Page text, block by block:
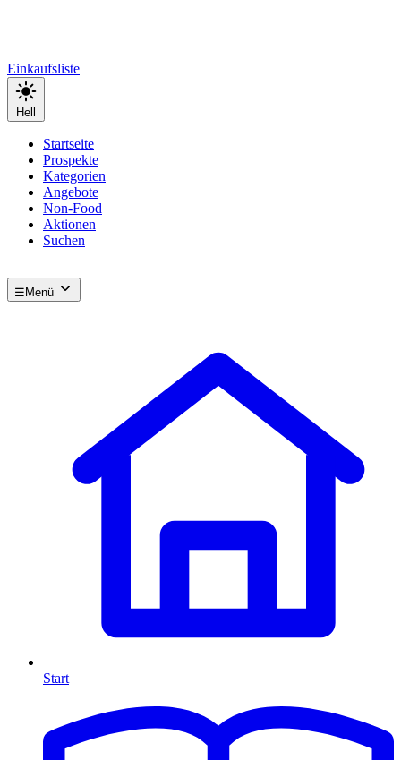
Einkaufsliste
Hell
Startseite
Prospekte
Kategorien
Angebote
Non-Food
Aktionen
Suchen
☰ Menü
Start